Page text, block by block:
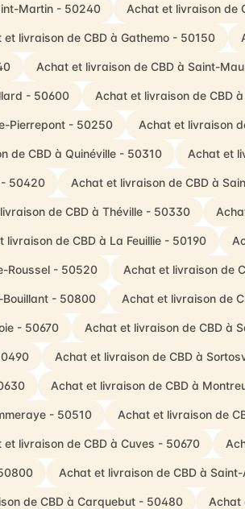
Martin - 50240 Achat et livraison de
et livraison de CBD à Gathemo - 50150
Achat et livraison de CBD à Saint-
- 50600 Achat et livraison de CBD
Pierrepont - 50250 Achat et livraison
de CBD à Quinéville - 50310 Achat et
- 50420 Achat et livraison de CBD à
de CBD à Théville - 50330
livraison de CBD à La Feuillie - 50190
Roussel - 50520 Achat et livraison de
- 50800 Achat et livraison de
- 50670 Achat et livraison de CBD à
Achat et livraison de CBD à
Achat et livraison de CBD à
- 50510 Achat et livraison de
et livraison de CBD à Cuves - 50670
Achat et livraison de CBD à
de CBD à Carquebut - 50480 Achat